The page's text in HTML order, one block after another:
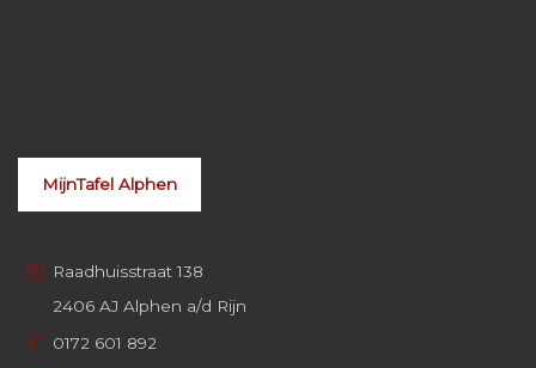
MijnTafel Alphen
Raadhuisstraat 138
2406 AJ Alphen a/d Rijn
0172 601 892